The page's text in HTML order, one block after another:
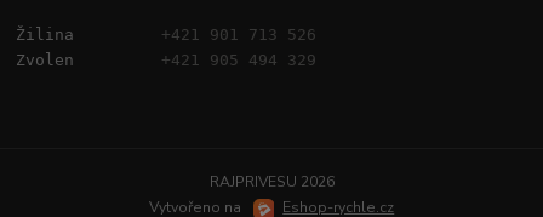
Žilina +421 901 713 526
Zvolen +421 905 494 329
RAJPRIVESU 2026
Vytvořeno na
Eshop-rychle.cz